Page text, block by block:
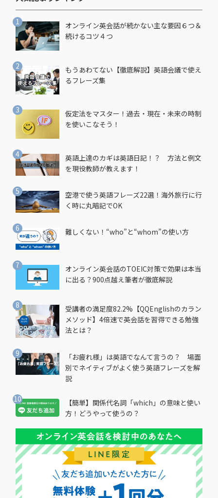
オンライン英会話が続かない主な要因６つ＆
続けるコツ４つ
もうあわてない【徹底解説】英語会議で使え
るフレーズ集
仮定法をマスター！過去・現在・未来の時制
を使いこなそう！
英語上達のカギは英語日記！？ 方法と例文
を現役教師が教えます！
空港で使う英語フレーズ22選！海外旅行に行
く時に丸暗記でOK
難しくない！“who”と“whom”の使い方
オンライン英会話のTOEIC対策で効果は本当
に出る？900点越え筆者が徹底解説
受講者の満足度82.2%【QQEnglishのカラン
メソッド】4倍速で英会話を習得できる勉強
法とは？
「お疲れ様」は英語でなんて言うの？ 場面
別でネイティブがよく使う英語フレーズを解
説
【簡単】関係代名詞「which」の意味と使い
方！どうやって使うの？